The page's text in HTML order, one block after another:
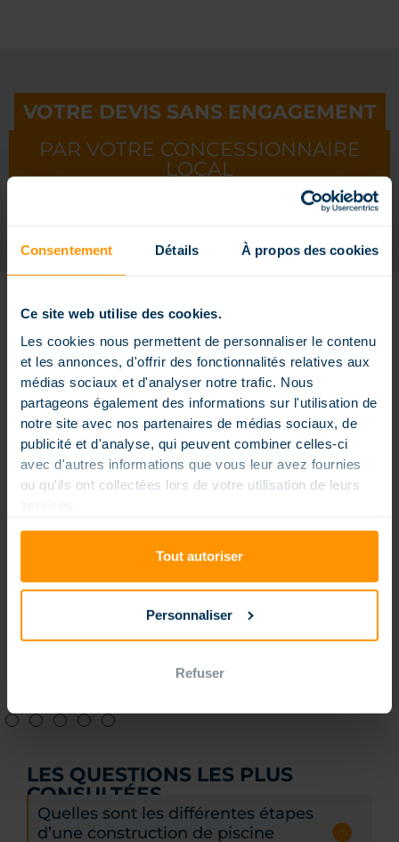
Consentement Détails À propos des cookies
Ce site web utilise des cookies.
Les cookies nous permettent de personnaliser le contenu
et les annonces, d'offrir des fonctionnalités relatives aux
médias sociaux et d'analyser notre trafic. Nous
partageons également des informations sur l'utilisation de
notre site avec nos partenaires de médias sociaux, de
publicité et d'analyse, qui peuvent combiner celles-ci
avec d'autres informations que vous leur avez fournies
ou qu'ils ont collectées lors de votre utilisation de leurs
services.
Tout autoriser
Personnaliser
Refuser
VOTRE DEVIS SANS ENGAGEMENT
PAR VOTRE CONCESSIONNAIRE
LOCAL
LES AUTRES FORMES
LES QUESTIONS LES PLUS
CONSULTÉES
Quelles sont les différentes étapes
d’une construction de piscine